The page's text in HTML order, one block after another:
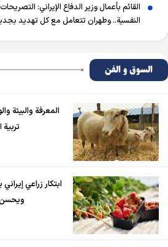
القائم بأعمال وزير الدفاع الإيراني:
النفسية.. وطهران تتعامل مع كل تهديد
السوق و الفن
المعرفة والبيئة
تربية
ابتكار زراعي